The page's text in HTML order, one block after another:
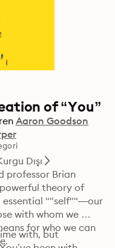
of “You”
Aaron Goodson
Dışı
professor Brian
theory of
essential ""self""—our
with whom we
for who we can
be and who we allow others to be.
with, but